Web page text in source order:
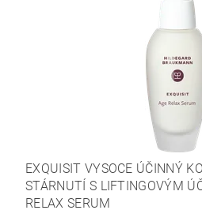
EXQUISIT VYSOCE ÚČINNÝ
STÁRNUTÍ S LIFTINGOVÝM
RELAX SERUM